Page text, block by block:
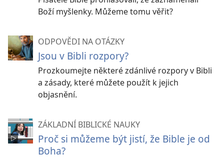
Boží myšlenky. Můžeme tomu věřit?
ODPOVĚDI NA OTÁZKY
Jsou v Bibli rozpory?
Prozkoumejte některé zdánlivé rozpory v Bibli
a zásady, které můžete použít k jejich
objasnění.
ZÁKLADNÍ BIBLICKÉ NAUKY
Proč si můžeme být jistí, že Bible je od
Boha?